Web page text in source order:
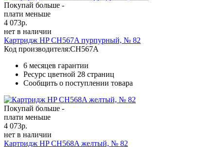
Покупай больше -
плати меньше
4 073р.
нет в наличии
Картридж HP CH567A пурпурный, № 82
Код производителя:CH567A
6 месяцев гарантии
Ресурс цветной 28 страниц
Сообщить о поступлении товара
Покупай больше -
плати меньше
4 073р.
нет в наличии
Картридж HP CH568A желтый, № 82